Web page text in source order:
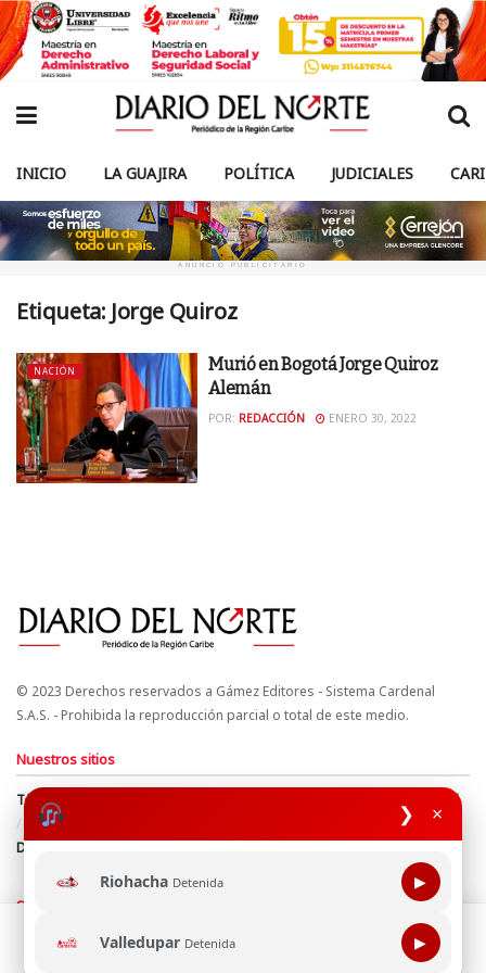
❯ ×
Riohacha Detenida ▶
Valledupar Detenida ▶
INICIO LA GUAJIRA POLÍTICA JUDICIALES
ANUNCIO PUBLICITARIO
Etiqueta: Jorge Quiroz
NACIÓN
Murió en Bogotá Jorge Quiroz
Alemán
POR: REDACCIÓN ENERO 30, 2022
© 2023 Derechos reservados a Gámez Editores - Sistema Cardenal
S.A.S. - Prohibida la reproducción parcial o total de este medio.
Nuestros sitios
Términos y Condiciones
Derechos de Autor y Propiedad Intelectual
Política de uso de cookies
Política de Tratamiento de Datos
Directrices Editoriales
Síguenos
Esta página web usa cookie para mejorar tu experiencia de
navegación, al continuar aceptas nuestra política de uso de